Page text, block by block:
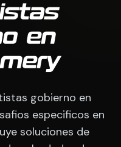
en
gobierno en
especificos en
soluciones de